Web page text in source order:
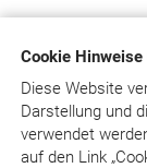
Cookie
Diese Website
Darstellung und
verwendet
aufden Link